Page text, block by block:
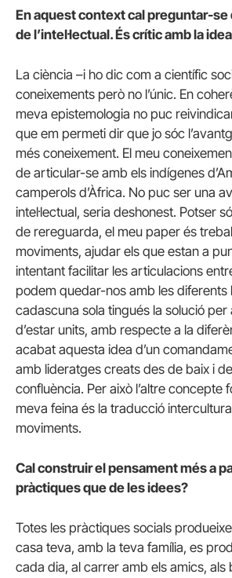
En aquest context cal preguntar-se
de l’intel·lectual. És crític amb la
La ciència –i ho dic com a científic
coneixements però no l’únic. En
meva epistemologia no puc
que em permeti dir que jo sóc
més coneixement. El meu
de articular-se amb els indígenes
camperols d’Àfrica. No puc ser una
intel·lectual, seria deshonest. Potser
de rereguarda, el meu paper és
moviments, ajudar els que estan a
intentant facilitar les articulacions
podem quedar-nos amb les diferents
cadascuna sola tingués la solució per
d’estar units, amb respecte a la
acabat aquesta idea d’un
amb lideratges creats des de baix i
confluència. Per això l’altre concepte
meva feina és la traducció
moviments.
Cal construir el pensament més a
pràctiques que de les idees?
Totes les pràctiques socials
casa teva, amb la teva família, es
cada dia, al carrer amb els amics,